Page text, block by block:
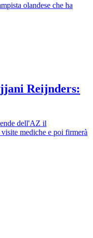
olandese che ha
Reijnders:
dell'AZ il
mediche e poi firmerà